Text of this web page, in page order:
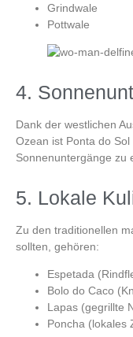
Grindwale
Pottwale
4.
Dank der westlichen
Ozean ist Ponta do Sol
Sonnenuntergänge zu
5. Lokale
Zu den traditionellen
sollten, gehören:
Espetada
Bolo do Caco
Lapas (gegrillte
Poncha (lokales